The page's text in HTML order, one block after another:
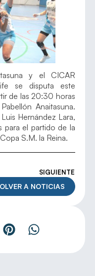
y el CICAR
se disputa este
de las 20:30 horas
Anaitasuna.
Hernández Lara,
para el partido de la
S.M. la Reina.
SIGUIENTE
A NOTICIAS